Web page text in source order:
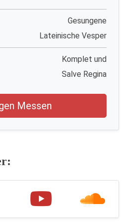
Gesungene
Lateinische Vesper
Komplet und
Salve Regina
Messen